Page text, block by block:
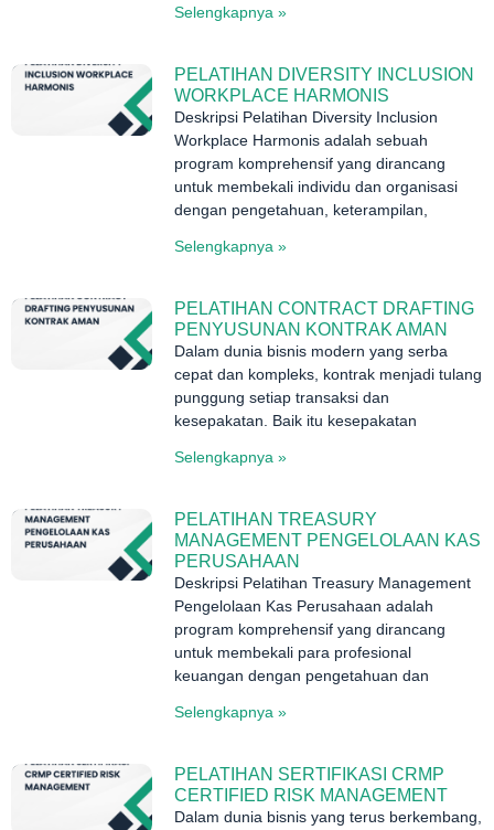
Selengkapnya »
PELATIHAN DIVERSITY INCLUSION
WORKPLACE HARMONIS
Deskripsi Pelatihan Diversity Inclusion
Workplace Harmonis adalah sebuah
program komprehensif yang dirancang
untuk membekali individu dan organisasi
dengan pengetahuan, keterampilan,
Selengkapnya »
PELATIHAN CONTRACT DRAFTING
PENYUSUNAN KONTRAK AMAN
Dalam dunia bisnis modern yang serba
cepat dan kompleks, kontrak menjadi tulang
punggung setiap transaksi dan
kesepakatan. Baik itu kesepakatan
Selengkapnya »
PELATIHAN TREASURY
MANAGEMENT PENGELOLAAN KAS
PERUSAHAAN
Deskripsi Pelatihan Treasury Management
Pengelolaan Kas Perusahaan adalah
program komprehensif yang dirancang
untuk membekali para profesional
keuangan dengan pengetahuan dan
Selengkapnya »
PELATIHAN SERTIFIKASI CRMP
CERTIFIED RISK MANAGEMENT
Dalam dunia bisnis yang terus berkembang,